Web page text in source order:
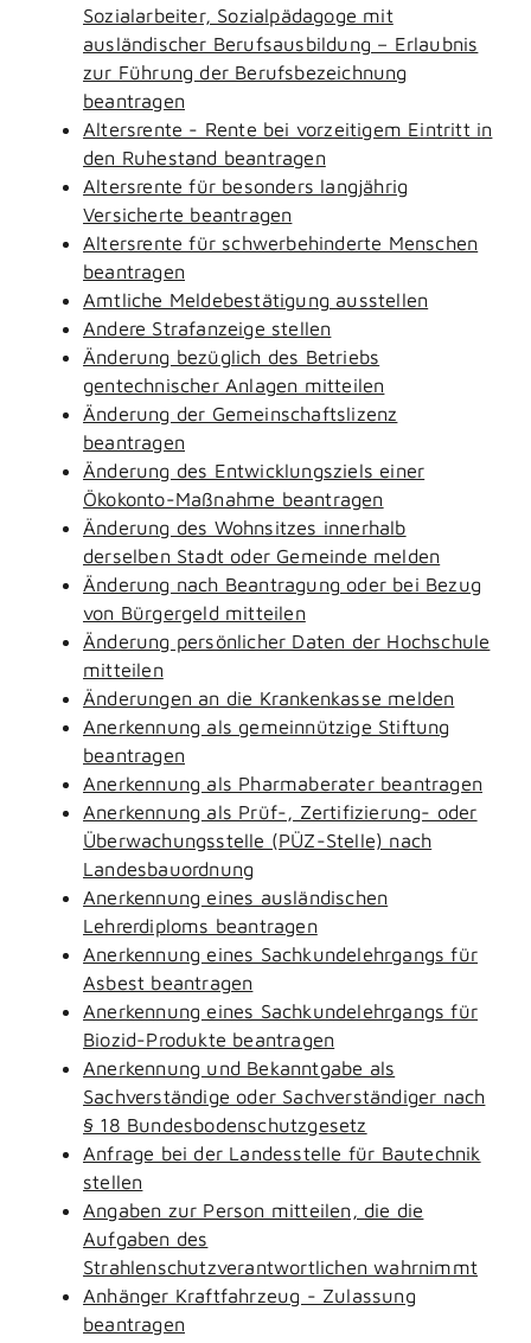
Sozialarbeiter, Sozialpädagoge mit
ausländischer Berufsausbildung – Erlaubnis
zur Führung der Berufsbezeichnung
beantragen
Altersrente - Rente bei vorzeitigem Eintritt in
den Ruhestand beantragen
Altersrente für besonders langjährig
Versicherte beantragen
Altersrente für schwerbehinderte Menschen
beantragen
Amtliche Meldebestätigung ausstellen
Andere Strafanzeige stellen
Änderung bezüglich des Betriebs
gentechnischer Anlagen mitteilen
Änderung der Gemeinschaftslizenz
beantragen
Änderung des Entwicklungsziels einer
Ökokonto-Maßnahme beantragen
Änderung des Wohnsitzes innerhalb
derselben Stadt oder Gemeinde melden
Änderung nach Beantragung oder bei Bezug
von Bürgergeld mitteilen
Änderung persönlicher Daten der Hochschule
mitteilen
Änderungen an die Krankenkasse melden
Anerkennung als gemeinnützige Stiftung
beantragen
Anerkennung als Pharmaberater beantragen
Anerkennung als Prüf-, Zertifizierung- oder
Überwachungsstelle (PÜZ-Stelle) nach
Landesbauordnung
Anerkennung eines ausländischen
Lehrerdiploms beantragen
Anerkennung eines Sachkundelehrgangs für
Asbest beantragen
Anerkennung eines Sachkundelehrgangs für
Biozid-Produkte beantragen
Anerkennung und Bekanntgabe als
Sachverständige oder Sachverständiger nach
§ 18 Bundesbodenschutzgesetz
Anfrage bei der Landesstelle für Bautechnik
stellen
Angaben zur Person mitteilen, die die
Aufgaben des
Strahlenschutzverantwortlichen wahrnimmt
Anhänger Kraftfahrzeug - Zulassung
beantragen